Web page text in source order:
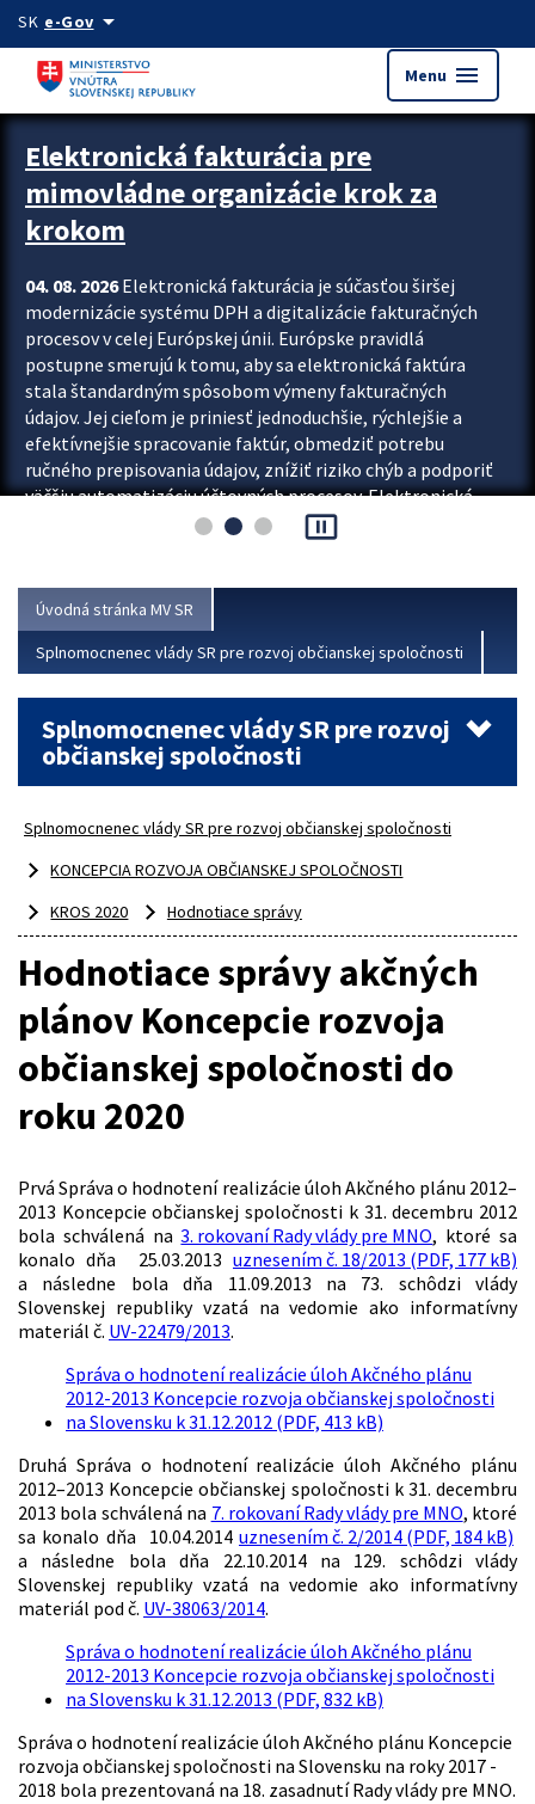
Preskocit na hlavný obsah
SK e-Govarrow_drop_down
Menu menu
Zastavit automatický posun upútavok
Elektronická fakturácia pre
mimovládne organizácie krok za
krokom
04. 08. 2026Elektronická fakturácia je súčasťou širšej
modernizácie systému DPH a digitalizácie fakturačných
procesov v celej Európskej únii. Európske pravidlá
postupne smerujú k tomu, aby sa elektronická faktúra
stala štandardným spôsobom výmeny fakturačných
údajov. Jej cieľom je priniesť jednoduchšie, rýchlejšie a
efektívnejšie spracovanie faktúr, obmedziť potrebu
ručného prepisovania údajov, znížiť riziko chýb a podporiť
väčšiu automatizáciu účtovných procesov. Elektronická
fakturácia preto nepredstavuje...
pause_presentation
Úvodná stránka MV SR
Splnomocnenec vlády SR pre rozvoj občianskej spoločnosti
Splnomocnenec vlády SR pre rozvoj
občianskej spoločnosti
Splnomocnenec vlády SR pre rozvoj občianskej spoločnosti
KONCEPCIA ROZVOJA OBČIANSKEJ SPOLOČNOSTI
KROS 2020
Hodnotiace správy
Hodnotiace správy akčných
plánov Koncepcie rozvoja
občianskej spoločnosti do
roku 2020
Prvá Správa o hodnotení realizácie úloh Akčného plánu 2012–
2013 Koncepcie občianskej spoločnosti k 31. decembru 2012
bola schválená na3. rokovaní Rady vlády pre MNO, ktoré sa
konalo dňa 25.03.2013 uznesením č. 18/2013 (PDF, 177 kB)
a následne bola dňa 11.09.2013 na 73. schôdzi vlády
Slovenskej republiky vzatá na vedomie ako informatívny
materiál č. UV-22479/2013.
Správa o hodnotení realizácie úloh Akčného plánu
2012-2013 Koncepcie rozvoja občianskej spoločnosti
na Slovensku k 31.12.2012 (PDF, 413 kB)
Druhá Správa o hodnotení realizácie úloh Akčného plánu
2012–2013 Koncepcie občianskej spoločnosti k 31. decembru
2013 bola schválená na 7. rokovaní Rady vlády pre MNO, ktoré
sa konalo dňa 10.04.2014 uznesením č. 2/2014 (PDF, 184 kB)
a následne bola dňa 22.10.2014 na 129. schôdzi vlády
Slovenskej republiky vzatá na vedomie ako informatívny
materiál pod č. UV-38063/2014.
Správa o hodnotení realizácie úloh Akčného plánu
2012-2013 Koncepcie rozvoja občianskej spoločnosti
na Slovensku k 31.12.2013 (PDF, 832 kB)
Správa o hodnotení realizácie úloh Akčného plánu Koncepcie
rozvoja občianskej spoločnosti na Slovensku na roky 2017 -
2018 bola prezentovaná na 18. zasadnutí Rady vlády pre MNO.